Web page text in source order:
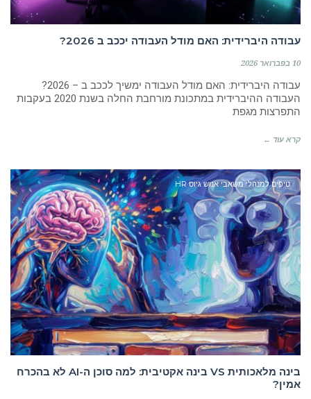
עבודה היברידית: האם מודל העבודה יככב ב 2026?
10 בפברואר 2026
עבודה היברידית: האם מודל העבודה ימשיך לככב ב – 2026?
העבודה ההיברידית במתכונת מורחבת החלה בשנת 2020 בעקבות
התפרצות מגפת
קרא עוד ←
טיפים למנהלי משאבי אנוש גיוס HR
בינה מלאכותית VS בינה אקטיבית: למה סוכן ה-AI לא בהכרח
אמין?